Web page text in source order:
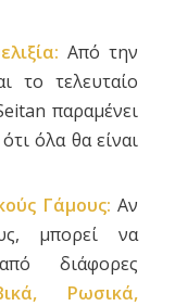
Από την
το τελευταίο
παραμένει
όλα θα είναι
Γάμους: Αν
μπορεί να
διάφορες
Ρωσικά,